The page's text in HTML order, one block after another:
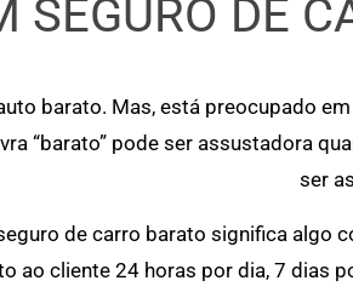
SEGURO DE
barato. Mas, está preocupado
“barato” pode ser assustadora
ser
de carro barato significa algo
ao cliente 24 horas por dia, 7 dias